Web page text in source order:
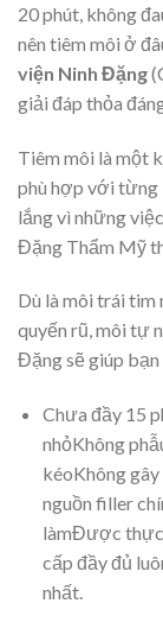
20 phút, không
nên tiêm môi ở
viện Ninh Đặng
giải đáp thỏa
Tiêm môi là một
phù hợp với từng
lắng vì những
Đặng Thẩm Mỹ
Dù là môi trái tim
quyến rũ, môi tự
Đặng sẽ giúp
Chưa đầy 15
nhỏKhông
kéoKhông
nguồn filler
làmĐược thực
cấp đầy đủ
nhất.